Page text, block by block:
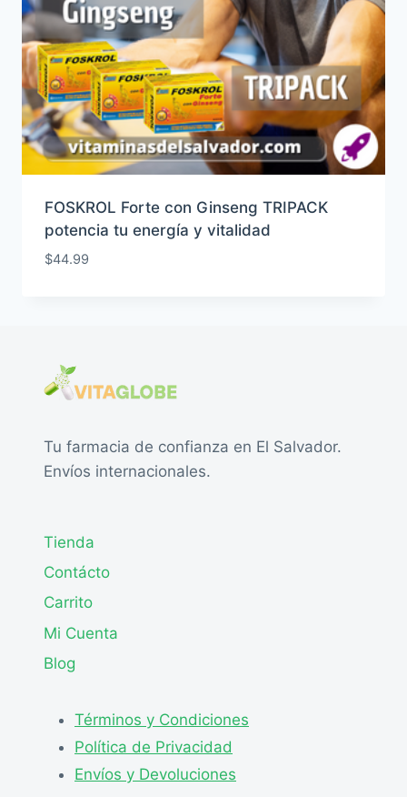
FOSKROL Forte con Ginseng TRIPACK
potencia tu energía y vitalidad
$44.99
Tu farmacia de confianza en El Salvador.
Envíos internacionales.
Tienda
Contácto
Carrito
Mi Cuenta
Blog
Términos y Condiciones
Política de Privacidad
Envíos y Devoluciones